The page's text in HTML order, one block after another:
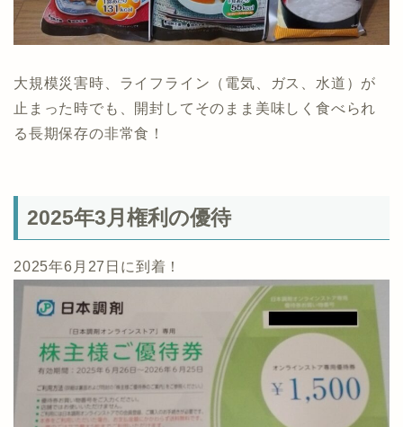
大規模災害時、ライフライン（電気、ガス、水道）が
止まった時でも、開封してそのまま美味しく食べられ
る長期保存の非常食！
2025年3月権利の優待
2025年6月27日に到着！